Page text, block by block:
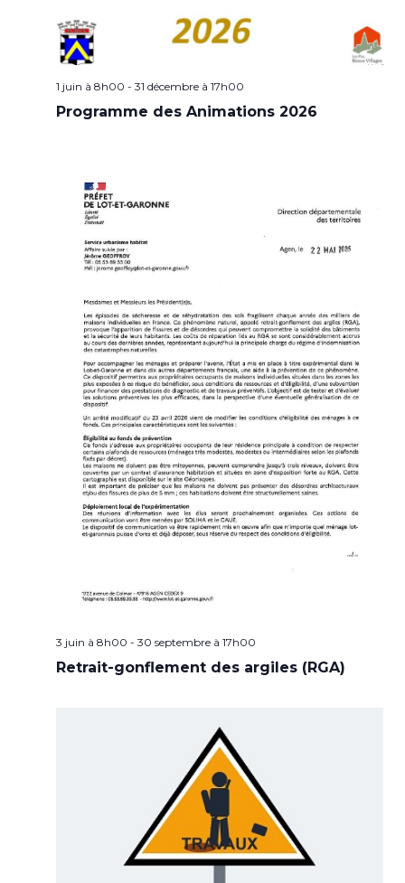
1 juin à 8h00 - 31 décembre à 17h00
Programme des Animations 2026
3 juin à 8h00 - 30 septembre à 17h00
Retrait-gonflement des argiles (RGA)